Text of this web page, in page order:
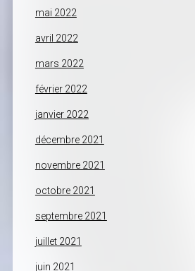
mai 2022
avril 2022
mars 2022
février 2022
janvier 2022
décembre 2021
novembre 2021
octobre 2021
septembre 2021
juillet 2021
juin 2021